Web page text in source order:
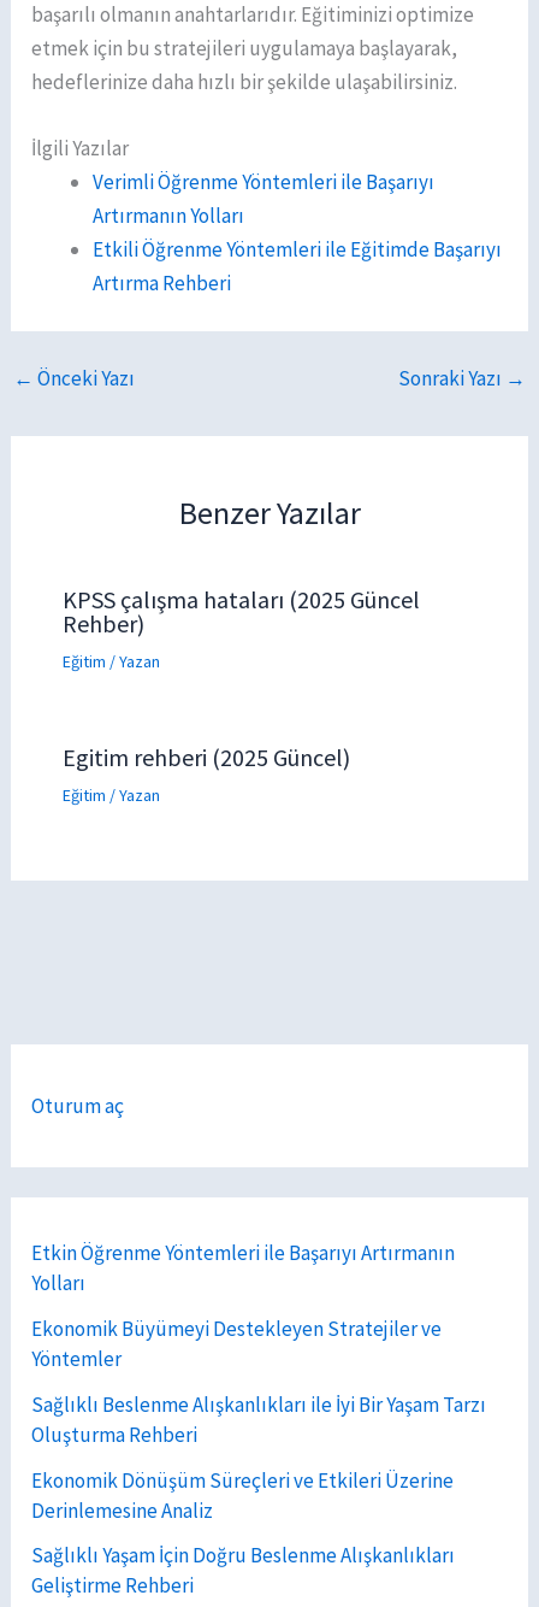
başarılı olmanın anahtarlarıdır. Eğitiminizi optimize
etmek için bu stratejileri uygulamaya başlayarak,
hedeflerinize daha hızlı bir şekilde ulaşabilirsiniz.
İlgili Yazılar
Verimli Öğrenme Yöntemleri ile Başarıyı
Artırmanın Yolları
Etkili Öğrenme Yöntemleri ile Eğitimde Başarıyı
Artırma Rehberi
← Önceki Yazı Sonraki Yazı →
Benzer Yazılar
KPSS çalışma hataları (2025 Güncel
Rehber)
Eğitim / Yazan
Egitim rehberi (2025 Güncel)
Eğitim / Yazan
Oturum aç
Etkin Öğrenme Yöntemleri ile Başarıyı Artırmanın
Yolları
Ekonomik Büyümeyi Destekleyen Stratejiler ve
Yöntemler
Sağlıklı Beslenme Alışkanlıkları ile İyi Bir Yaşam Tarzı
Oluşturma Rehberi
Ekonomik Dönüşüm Süreçleri ve Etkileri Üzerine
Derinlemesine Analiz
Sağlıklı Yaşam İçin Doğru Beslenme Alışkanlıkları
Geliştirme Rehberi